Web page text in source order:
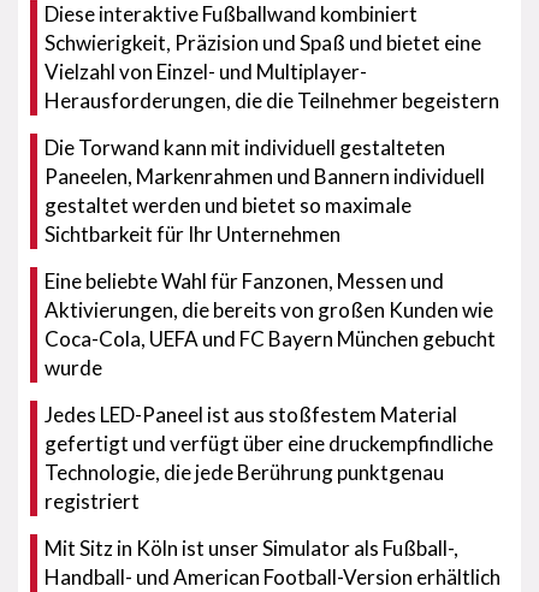
Diese interaktive Fußballwand kombiniert
Schwierigkeit, Präzision und Spaß und bietet eine
Vielzahl von Einzel- und Multiplayer-
Herausforderungen, die die Teilnehmer begeistern
Die Torwand kann mit individuell gestalteten
Paneelen, Markenrahmen und Bannern individuell
gestaltet werden und bietet so maximale
Sichtbarkeit für Ihr Unternehmen
Eine beliebte Wahl für Fanzonen, Messen und
Aktivierungen, die bereits von großen Kunden wie
Coca-Cola, UEFA und FC Bayern München gebucht
wurde
Jedes LED-Paneel ist aus stoßfestem Material
gefertigt und verfügt über eine druckempfindliche
Technologie, die jede Berührung punktgenau
registriert
Mit Sitz in Köln ist unser Simulator als Fußball-,
Handball- und American Football-Version erhältlich